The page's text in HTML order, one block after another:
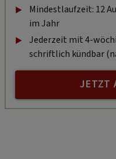
Mindestlaufzeit: 12
im Jahr
Jederzeit mit 4-
schriftlich kündbar
JETZT